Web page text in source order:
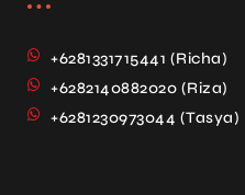
+6281331715441 (Richa)
+6282140882020 (Riza)
+6281230973044 (Tasya)